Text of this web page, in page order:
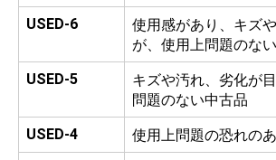
USED-6
使用感があり、キズ
が、使用上問題のな
USED-5
キズや汚れ、劣化が
問題のない中古品
USED-4
使用上問題の恐れの